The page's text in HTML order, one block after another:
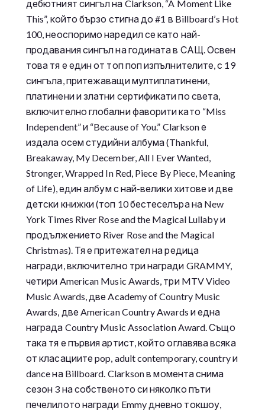
дебютният сингъл на Clarkson, “A Moment Like
This”, който бързо стигна до #1 в Billboard’s Hot
100, неоспоримо наредил се като най-
продавания сингъл на годината в САЩ. Освен
това тя е един от топ поп изпълнителите, с 19
сингъла, притежаващи мултиплатинени,
платинени и златни сертификати по света,
включително глобални фаворити като “Miss
Independent” и “Because of You.” Clarkson е
издала осем студийни албума (Thankful,
Breakaway, My December, All I Ever Wanted,
Stronger, Wrapped In Red, Piece By Piece, Meaning
of Life), един албум с най-велики хитове и две
детски книжки (топ 10 бестеселъра на New
York Times River Rose and the Magical Lullaby и
продължението River Rose and the Magical
Christmas). Тя е притежател на редица
награди, включително три награди GRAMMY,
четири American Music Awards, три MTV Video
Music Awards, две Academy of Country Music
Awards, две American Country Awards и една
награда Country Music Association Award. Също
така тя е първия артист, който оглавява всяка
от класациите pop, adult contemporary, country и
dance на Billboard. Clarkson в момента снима
сезон 3 на собственото си няколко пъти
печелилото награди Emmy дневно токшоу,